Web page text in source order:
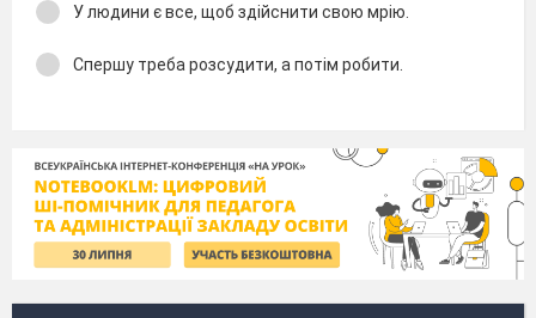
У людини є все, щоб здійснити свою мрію.
Спершу треба розсудити, а потім робити.